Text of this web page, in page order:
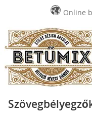
Online
tartalomhoz